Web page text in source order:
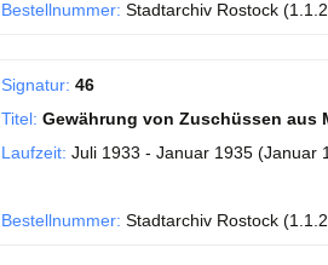
Bestellnummer: Stadtarchiv Rostock
Signatur: 46
Titel: Gewährung von Zuschüssen aus
Laufzeit: Juli 1933 - Januar 1935 (Januar
Bestellnummer: Stadtarchiv Rostock